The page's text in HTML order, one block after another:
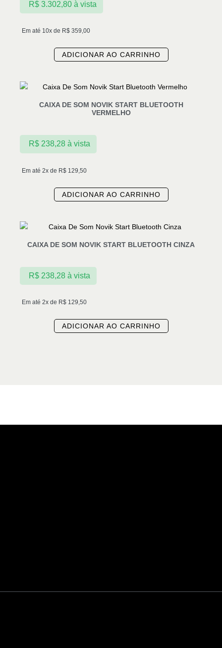
Em até 10x de R$ 359,00
R$3.302,80 à vista
ADICIONAR AO CARRINHO
CAIXA DE SOM NOVIK START BLUETOOTH
VERMELHO
Em até 2x de R$ 129,50
R$238,28 à vista
ADICIONAR AO CARRINHO
CAIXA DE SOM NOVIK START BLUETOOTH CINZA
Em até 2x de R$ 129,50
R$238,28 à vista
ADICIONAR AO CARRINHO